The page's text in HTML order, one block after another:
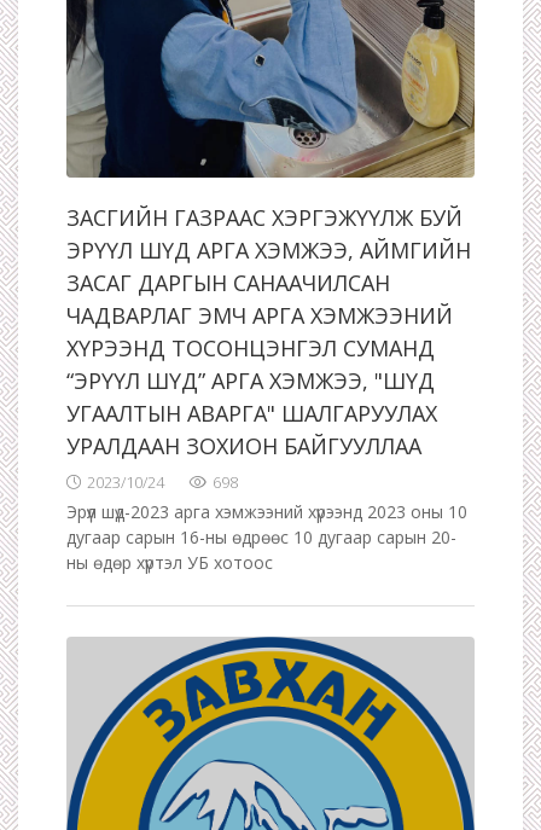
ЗАСГИЙН ГАЗРААС ХЭРГЭЖҮҮЛЖ БУЙ
ЭРҮҮЛ ШҮД АРГА ХЭМЖЭЭ, АЙМГИЙН
ЗАСАГ ДАРГЫН САНААЧИЛСАН
ЧАДВАРЛАГ ЭМЧ АРГА ХЭМЖЭЭНИЙ
ХҮРЭЭНД ТОСОНЦЭНГЭЛ СУМАНД
“ЭРҮҮЛ ШҮД” АРГА ХЭМЖЭЭ, "ШҮД
УГААЛТЫН АВАРГА" ШАЛГАРУУЛАХ
УРАЛДААН ЗОХИОН БАЙГУУЛЛАА
2023/10/24 698
Эрүүл шүд-2023 арга хэмжээний хүрээнд 2023 оны 10
дугаар сарын 16-ны өдрөөс 10 дугаар сарын 20-
ны өдөр хүртэл УБ хотоос